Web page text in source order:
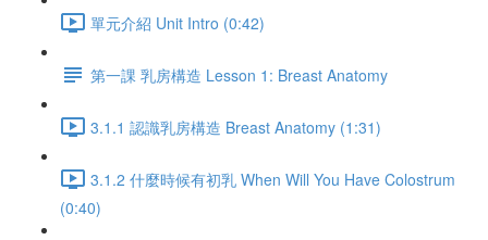
單元介紹 Unit Intro (0:42)
第一課 乳房構造 Lesson 1: Breast Anatomy
3.1.1 認識乳房構造 Breast Anatomy (1:31)
3.1.2 什麼時候有初乳 When Will You Have Colostrum
(0:40)